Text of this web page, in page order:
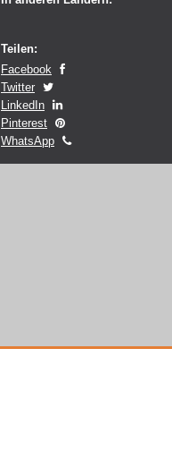
Teilen:
Facebook
Twitter
LinkedIn
Pinterest
WhatsApp